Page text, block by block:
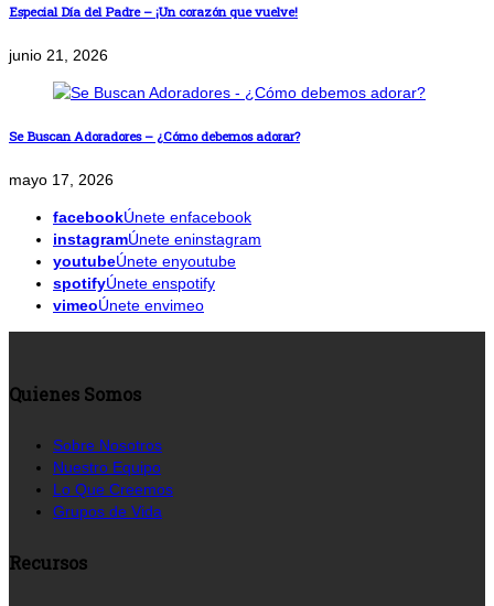
Especial Día del Padre – ¡Un corazón que vuelve!
junio 21, 2026
Se Buscan Adoradores – ¿Cómo debemos adorar?
mayo 17, 2026
facebookÚnete enfacebook
instagramÚnete eninstagram
youtubeÚnete enyoutube
spotifyÚnete enspotify
vimeoÚnete envimeo
Quienes Somos
Sobre Nosotros
Nuestro Equipo
Lo Que Creemos
Grupos de Vida
Recursos